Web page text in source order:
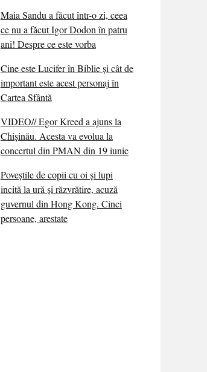
Maia Sandu a făcut într-o zi, ceea
ce nu a făcut Igor Dodon în patru
ani! Despre ce este vorba
Cine este Lucifer în Biblie și cât de
important este acest personaj în
Cartea Sfântă
VIDEO// Egor Kreed a ajuns la
Chișinău. Acesta va evolua la
concertul din PMAN din 19 iunie
Poveștile de copii cu oi și lupi
incită la ură și răzvrătire, acuză
guvernul din Hong Kong. Cinci
persoane, arestate